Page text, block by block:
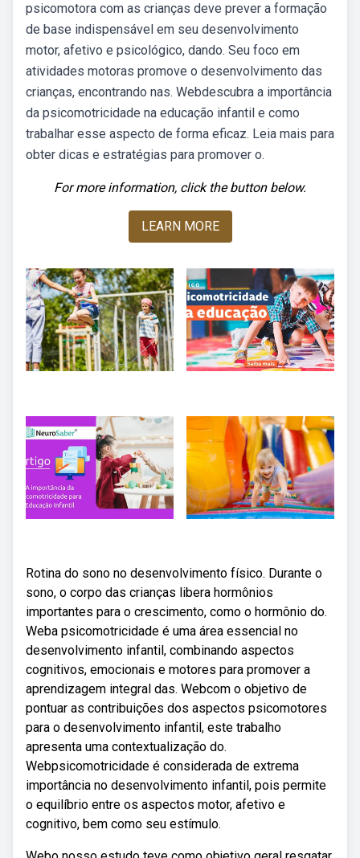
psicomotora com as crianças deve prever a formação
de base indispensável em seu desenvolvimento
motor, afetivo e psicológico, dando. Seu foco em
atividades motoras promove o desenvolvimento das
crianças, encontrando nas. Webdescubra a importância
da psicomotricidade na educação infantil e como
trabalhar esse aspecto de forma eficaz. Leia mais para
obter dicas e estratégias para promover o.
For more information, click the button below.
LEARN MORE
Rotina do sono no desenvolvimento físico. Durante o
sono, o corpo das crianças libera hormônios
importantes para o crescimento, como o hormônio do.
Weba psicomotricidade é uma área essencial no
desenvolvimento infantil, combinando aspectos
cognitivos, emocionais e motores para promover a
aprendizagem integral das. Webcom o objetivo de
pontuar as contribuições dos aspectos psicomotores
para o desenvolvimento infantil, este trabalho
apresenta uma contextualização do.
Webpsicomotricidade é considerada de extrema
importância no desenvolvimento infantil, pois permite
o equilíbrio entre os aspectos motor, afetivo e
cognitivo, bem como seu estímulo.